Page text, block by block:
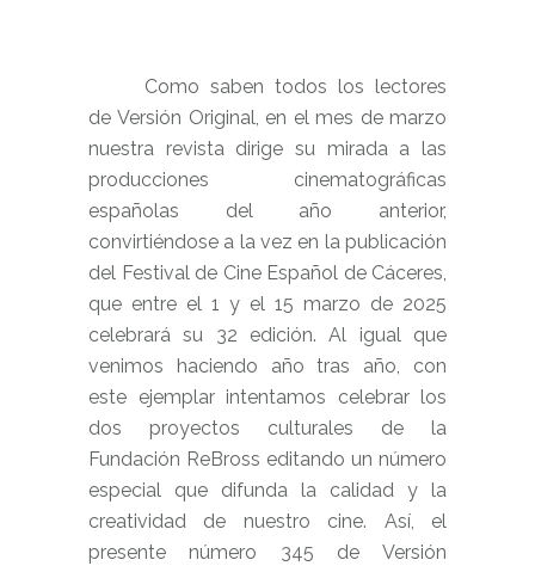
Como saben todos los lectores
de Versión Original, en el mes de marzo
nuestra revista dirige su mirada a las
producciones cinematográficas
españolas del año anterior,
convirtiéndose a la vez en la publicación
del Festival de Cine Español de Cáceres,
que entre el 1 y el 15 marzo de 2025
celebrará su 32 edición. Al igual que
venimos haciendo año tras año, con
este ejemplar intentamos celebrar los
dos proyectos culturales de la
Fundación ReBross editando un número
especial que difunda la calidad y la
creatividad de nuestro cine. Así, el
presente número 345 de Versión